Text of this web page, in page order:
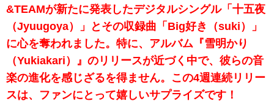
&TEAMが新たに発表したデジタルシングル「十五夜
（Jyuugoya）」とその収録曲「Big好き（suki）」
に心を奪われました。特に、アルバム『雪明かり
（Yukiakari）』のリリースが近づく中で、彼らの音
楽の進化を感じざるを得ません。この4週連続リリー
スは、ファンにとって嬉しいサプライズです！